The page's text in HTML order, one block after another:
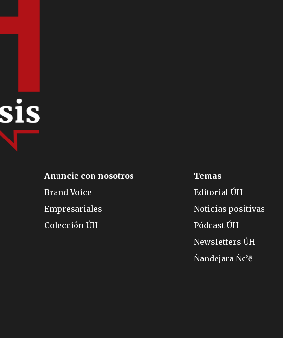
Anuncie con nosotros
Brand Voice
Empresariales
Colección ÚH
Temas
Editorial ÚH
Noticias positivas
Pódcast ÚH
Newsletters ÚH
Ñandejara Ñe’ẽ